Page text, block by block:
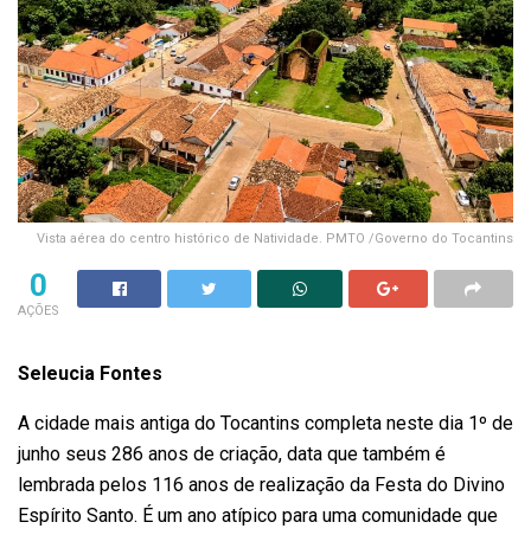
Vista aérea do centro histórico de Natividade. PMTO /Governo do Tocantins
0
AÇÕES
Seleucia Fontes
A cidade mais antiga do Tocantins completa neste dia 1º de
junho seus 286 anos de criação, data que também é
lembrada pelos 116 anos de realização da Festa do Divino
Espírito Santo. É um ano atípico para uma comunidade que